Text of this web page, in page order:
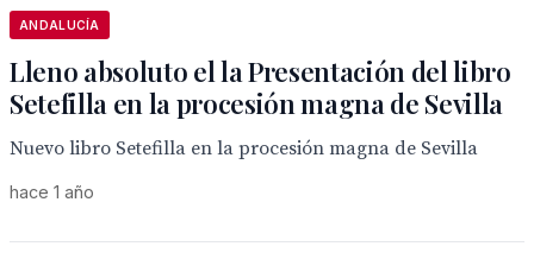
ANDALUCÍA
Lleno absoluto el la Presentación del libro
Setefilla en la procesión magna de Sevilla
Nuevo libro Setefilla en la procesión magna de Sevilla
hace 1 año